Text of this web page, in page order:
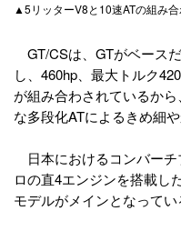
▲5リッターV8と10速ATの組み合
GT/CSは、GTがベース
し、460hp、最大トルク
が組み合わされているか
な多段化ATによるきめ細
日本におけるコンバー
ロの直4エンジンを搭載し
モデルがメインとなってい